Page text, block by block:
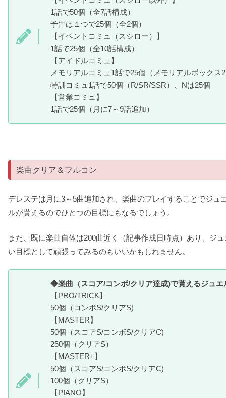
1話で50個（全7話構成）
予告は１つで25個（全2個）
【イベントコミュ（スシロー）】
1話で25個（全10話構成）
【アイドルコミュ】
メモリアルコミュ1話で25個（メモリアルボックス
特訓コミュ1話で50個（R/SR/SSR）、Nは25個
【営業コミュ】
1話で25個（月に7～9話追加）
楽曲クリア＆フルコン
デレステは月に3～5曲追加され、楽曲のプレイすることでジ
ルが貰えるのでひとつの目標にもなるでしょう。
また、既に楽曲自体は200曲近く（記事作成日時点）あり、ジ
い目標として頑張ってみるのもいいかもしれません。
◆楽曲（スコア/コンボ/クリア達成)で貰えるジュエ
【PRO/TRICK】
50個（コンボS/クリアS)
【MASTER】
50個（スコアS/コンボS/クリアC)
250個（クリアS）
【MASTER+】
50個（スコアS/コンボS/クリアC)
100個（クリアS）
【PIANO】